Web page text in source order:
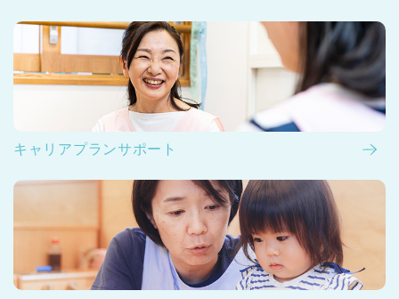
キャリアプランサポート